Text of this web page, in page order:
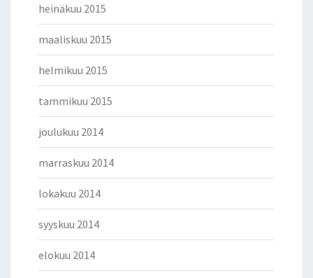
heinäkuu 2015
maaliskuu 2015
helmikuu 2015
tammikuu 2015
joulukuu 2014
marraskuu 2014
lokakuu 2014
syyskuu 2014
elokuu 2014